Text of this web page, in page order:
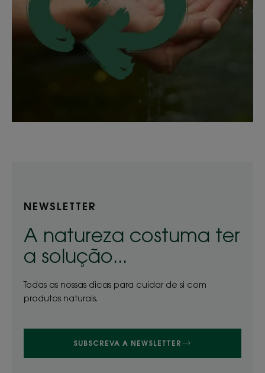
NEWSLETTER
A natureza costuma ter
a solução...
Todas as nossas dicas para cuidar de si com
produtos naturais.
SUBSCREVA A NEWSLETTER